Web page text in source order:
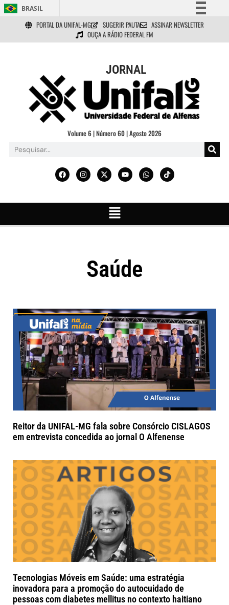
BRASIL
Simplifique!
Comunica BR
Acesso à informação
Legislação
Canais
PORTAL DA UNIFAL-MG SUGERIR PAUTA
ASSINAR NEWSLETTER
OUÇA A RÁDIO FEDERAL FM
JORNAL
Volume 6 | Número 60 | Agosto 2026
Saúde
Reitor da UNIFAL-MG fala sobre Consórcio CISLAGOS
em entrevista concedida ao jornal O Alfenense
Tecnologias Móveis em Saúde: uma estratégia
inovadora para a promoção do autocuidado de
pessoas com diabetes mellitus no contexto haitiano